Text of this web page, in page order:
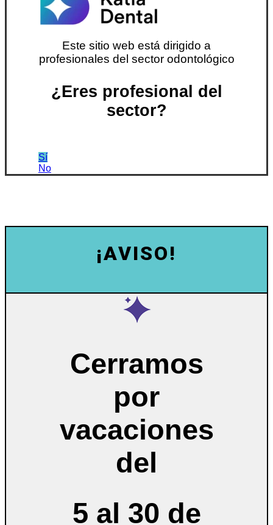
Este sitio web está dirigido a
profesionales del sector odontológico
¿Eres profesional del
sector?
Sí
No
¡AVISO!
Cerramos
por
vacaciones
del
5 al 30 de